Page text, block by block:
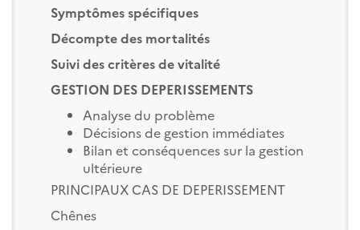
Symptômes spécifiques
Décompte des mortalités
Suivi des critères de vitalité
GESTION DES DEPERISSEMENTS
Analyse du problème
Décisions de gestion immédiates
Bilan et conséquences sur la gestion
ultérieure
PRINCIPAUX CAS DE DEPERISSEMENT
Chênes